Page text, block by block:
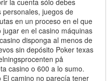
la cuenta sólo debes
juegos de
en un proceso en el que
en el casino máquinas
disponga al menos de
sin depósito Poker texas
på
casino o 600 a lo sumo.
camino no parecía tener